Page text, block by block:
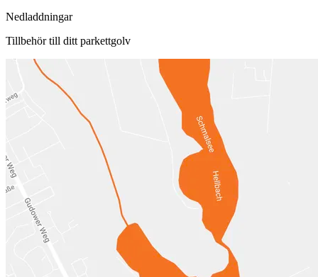
Nedladdningar
Tillbehör till ditt parkettgolv